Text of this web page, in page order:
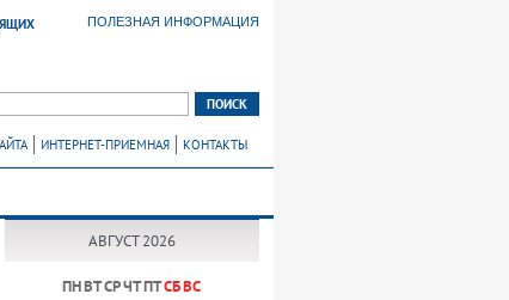
ИНТЕРНЕТ-ПРИЕМНАЯ КОНТАКТЫ
ПОЛЕЗНАЯ ИНФОРМАЦИЯ
АВГУСТ 2026
ПНВТСРЧТПТСБВС